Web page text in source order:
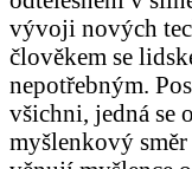
vývoji nových
člověkem se
nepotřebným.
všichni, jedná se
myšlenkový směr